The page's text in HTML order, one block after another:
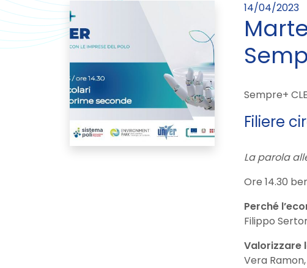
14/04/2023
Sempre+
Filiere
La parola
Ore 14.30
Perché
Filippo
Valorizzare
Vera Ramon,